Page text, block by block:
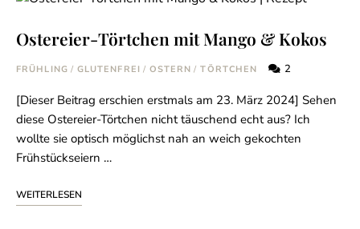
Ostereier-Törtchen mit Mango & Kokos
FRÜHLING / GLUTENFREI / OSTERN / TÖRTCHEN 2
[Dieser Beitrag erschien erstmals am 23. März 2024] Sehen
diese Ostereier-Törtchen nicht täuschend echt aus? Ich
wollte sie optisch möglichst nah an weich gekochten
Frühstückseiern …
WEITERLESEN